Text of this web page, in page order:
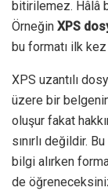
bitirilemez. Hâlâ
Örneğin XPS
bu formatı ilk
XPS uzantılı
üzere bir
oluşur fakat
sınırlı değildir.
bilgi alırken
de